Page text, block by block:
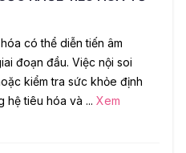
có thể diễn tiến âm
đoạn đầu. Việc nội soi
kiểm tra sức khỏe định
hệ tiêu hóa và ... Xem